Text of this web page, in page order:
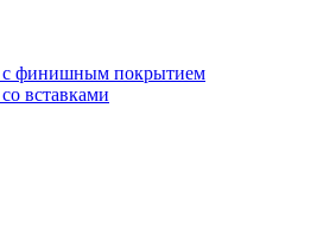
с финишным покрытием
вставками